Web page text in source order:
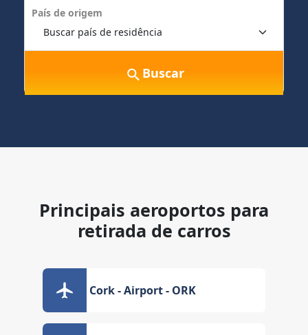
País de origem
Buscar
Principais aeroportos para
retirada de carros
Cork - Airport - ORK